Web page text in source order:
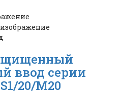
ввод серии
20/M20